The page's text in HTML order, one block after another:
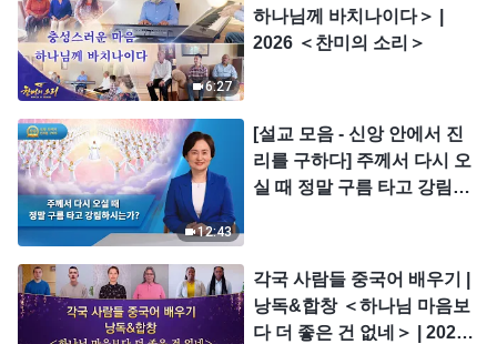
6:27
하나님께 바치나이다＞ |
2026 ＜찬미의 소리＞
12:43
[설교 모음 - 신앙 안에서 진
리를 구하다] 주께서 다시 오
실 때 정말 구름 타고 강림하
각국 사람들 중국어 배우기 |
낭독&합창 ＜하나님 마음보
다 더 좋은 건 없네＞ | 2026